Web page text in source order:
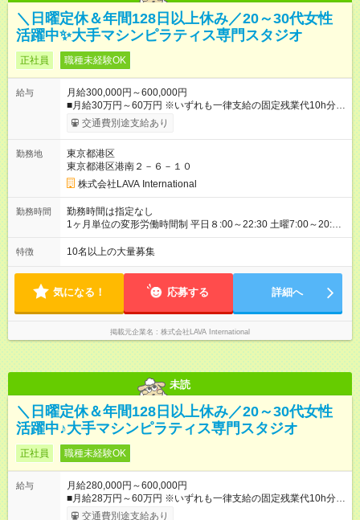
＼日曜定休＆年間128日以上休み／20～30代女性
活躍中✨大手マシンピラティス専門スタジオ
正社員 職種未経験OK
給与
月給300,000円～600,000円
■月給30万円～60万円 ※いずれも一律支給の固定残業代10h分／
20，120円～を含む。超過分は別途支給。 ※月給・固定残業代
は勤務地により異なりますが、最低賃金以上を保証します。固
間は4ヶ月間。 ※試用期間中は残業代全額支給。 ※
の変更はございません 【月収例】 ■1年目（未経験）：月収38万
円 （基本給30万＋住宅手当5万＋インセンティブ3万） 【年収
例】 ■2年目（一般スタッフ）想定：年収530万円（賞与、イン
セン含む） ■3年目（店長）想定：年収576万円（賞与、インセ
ン含む） ＼インセンティブ制度あり！／ 年4回の評価で、頑張
足度アップなど、 あなたの工夫や努力が評価され、インセンテ
ィブとして給与にプラスされます。 ※ノルマはないので、ご安
心ください！ 【試用期間】試用期間あり 試用期間の長さ：4ヶ
月 ※ 雇用形態と給与に、本採用時と異なる部分があります。 雇
用形態：本採用時と同じです。 給与：月給 215,000
円 ～ 215,000円
交通費別途支給あり
勤務地
東京都港区
東京都港区港南２－６－１０
株式会社LAVA International
勤務時間
勤務時間は指定なし
1ヶ月単位の変形労働時間制 平日８:00～22:30 土曜7:00～20:30
※シフト制 ※想定労働時間40時間／週 【シフト例】 早番／7:00
～16:00 遅番／13:30～22:30 ※シフトは店舗の人員状況などを
での勤務不可 ※日曜定休（一部店舗除く）
特徴 10名以上の大量募集
気になる！ 応募する 詳細へ
掲載元企業名 株式会社LAVA International
未読
＼日曜定休＆年間128日以上休み／20～30代女性
活躍中♪大手マシンピラティス専門スタジオ
正社員 職種未経験OK
給与
月給280,000円～600,000円
■月給28万円～60万円 ※いずれも一律支給の固定残業代10h分／
18，780円～を含む。超過分は別途支給。 ※月給・固定残業代
交通費別途支給あり